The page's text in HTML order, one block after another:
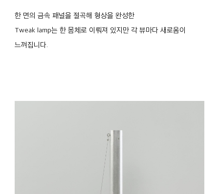
한 면의 금속 패널을 절곡해 형상을 완성한
Tweak lamp는 한 몸체로 이뤄져 있지만 각 뷰마다 새로움이
느껴집니다.